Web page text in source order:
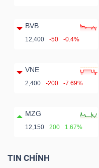
BVB
12,400 -50 -0.4%
VNE
2,400 -200 -7.69%
MZG
12,150 200 1.67%
TIN CHÍNH